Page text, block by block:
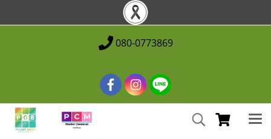
080-0773869